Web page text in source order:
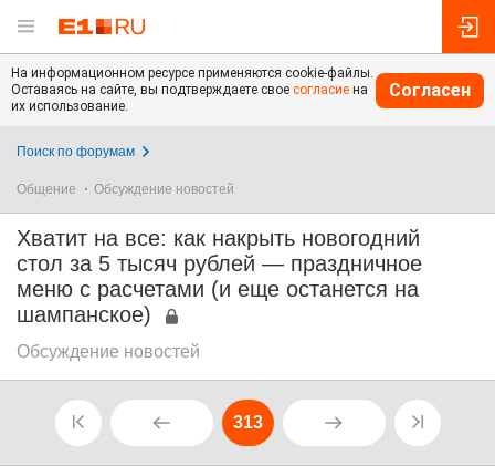
На информационном ресурсе применяются cookie-файлы.
Оставаясь на сайте, вы подтверждаете свое согласие на
их использование.
Согласен
Поиск по форумам
Общение Обсуждение новостей
Хватит на все: как накрыть новогодний
стол за 5 тысяч рублей — праздничное
меню с расчетами (и еще останется на
шампанское)
Обсуждение новостей
313